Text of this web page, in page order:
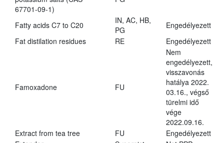
67701-09-1)
Fatty acids C7 to C20
IN, AC, HB,
PG
Engedélyezett
Fat distilation residues
RE Engedélyezett
Famoxadone FU
Nem
engedélyezett,
visszavonás
hatálya 2022.
03.16., végső
türelmi idő
vége
2022.09.16.
Extract from tea tree
FU
Engedélyezett